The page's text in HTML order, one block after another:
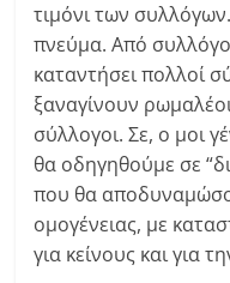
τιμόνι των
πνεύμα. Από
καταντήσει πολλοί
ξαναγίνουν
σύλλογοι. Σε, ο μοι
θα οδηγηθούμε σε
που θα
ομογένειας, με
για κείνους και για